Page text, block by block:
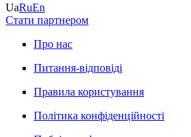
UaRuEn
Стати партнером
Про нас
Питання-відповіді
Правила користування
Політика конфіденційності